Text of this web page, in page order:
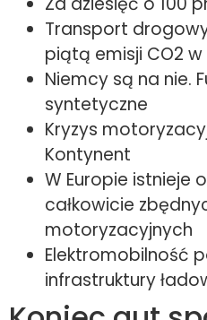
Transport
piątą emisji CO2 w
Niemcy są na nie.
syntetyczne
Kryzys
Kontynent
W Europie istnieje
całkowicie
motoryzacyjnych
Elektromobilność
infrastruktury